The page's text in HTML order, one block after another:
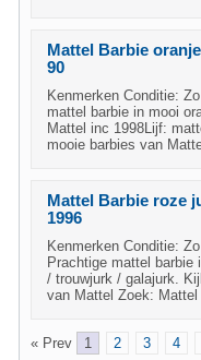
Mattel Barbie
90
Kenmerken Conditie:
mattel barbie in mooi
Mattel inc 1998Lijf:
mooie barbies van
Mattel Barbie roze
1996
Kenmerken Conditie:
Prachtige mattel barbie
/ trouwjurk / galajurk.
van Mattel Zoek: Mattel
« Prev 1 2 3 4